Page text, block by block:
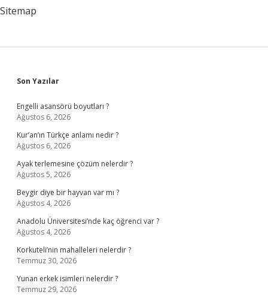
Sitemap
Sidebar
Son Yazılar
Engelli asansörü boyutları ?
Ağustos 6, 2026
Kur’an’ın Türkçe anlamı nedir ?
Ağustos 6, 2026
Ayak terlemesine çözüm nelerdir ?
Ağustos 5, 2026
Beygir diye bir hayvan var mı ?
Ağustos 4, 2026
Anadolu Üniversitesi’nde kaç öğrenci var ?
Ağustos 4, 2026
Korkuteli’nin mahalleleri nelerdir ?
Temmuz 30, 2026
Yunan erkek isimleri nelerdir ?
Temmuz 29, 2026